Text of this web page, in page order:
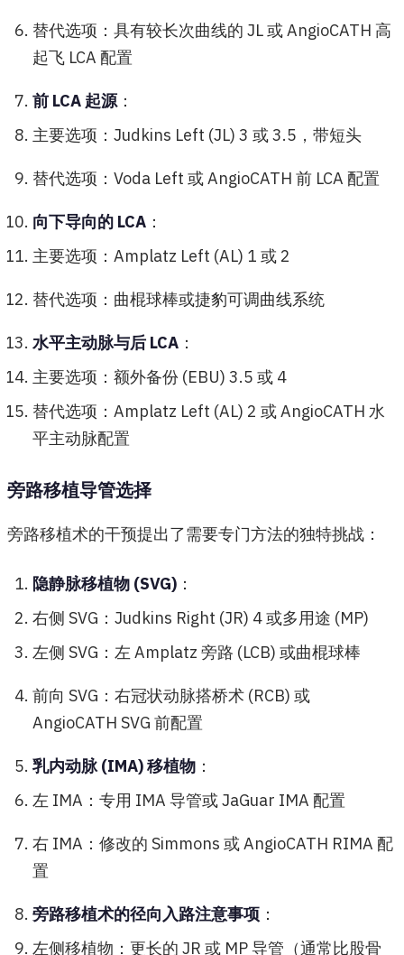
替代选项：具有较长次曲线的 JL 或 AngioCATH 高
起飞 LCA 配置
前 LCA 起源：
主要选项：Judkins Left (JL) 3 或 3.5，带短头
替代选项：Voda Left 或 AngioCATH 前 LCA 配置
向下导向的 LCA ：
主要选项：Amplatz Left (AL) 1 或 2
替代选项：曲棍球棒或捷豹可调曲线系统
水平主动脉与后 LCA ：
主要选项：额外备份 (EBU) 3.5 或 4
替代选项：Amplatz Left (AL) 2 或 AngioCATH 水
平主动脉配置
旁路移植导管选择
旁路移植术的干预提出了需要专门方法的独特挑战：
隐静脉移植物 (SVG) ：
右侧 SVG：Judkins Right (JR) 4 或多用途 (MP)
左侧 SVG：左 Amplatz 旁路 (LCB) 或曲棍球棒
前向 SVG：右冠状动脉搭桥术 (RCB) 或
AngioCATH SVG 前配置
乳内动脉 (IMA) 移植物 ：
左 IMA：专用 IMA 导管或 JaGuar IMA 配置
右 IMA：修改的 Simmons 或 AngioCATH RIMA 配
置
旁路移植术的径向入路注意事项 ：
左侧移植物：更长的 JR 或 MP 导管（通常比股骨